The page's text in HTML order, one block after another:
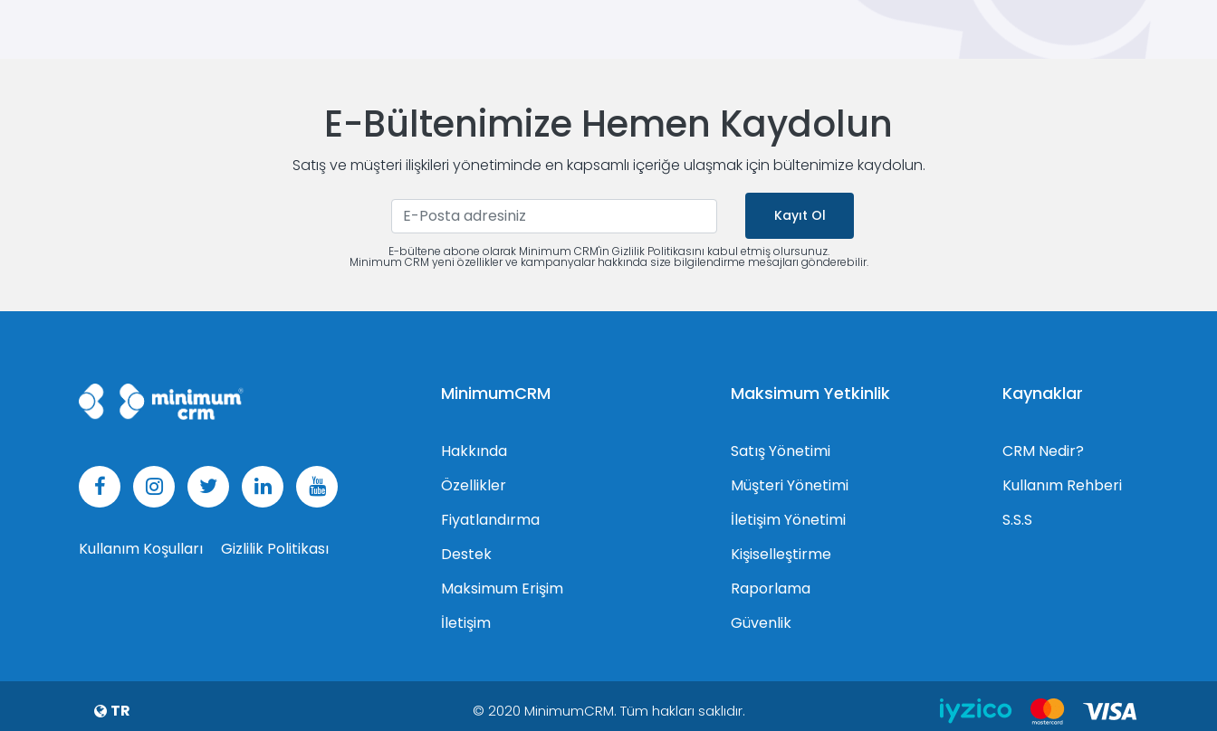
E-Bültenimize Hemen Kaydolun
Satış ve müşteri ilişkileri yönetiminde en kapsamlı içeriğe ulaşmak için bültenimize kaydolun.
Kayıt Ol
E-bültene abone olarak Minimum CRM'in Gizlilik Politikasını kabul etmiş olursunuz.
Minimum CRM yeni özellikler ve kampanyalar hakkında size bilgilendirme mesajları gönderebilir.
Kullanım Koşulları Gizlilik Politikası
MinimumCRM
Hakkında
Özellikler
Fiyatlandırma
Destek
Maksimum Erişim
İletişim
Maksimum Yetkinlik
Satış Yönetimi
Müşteri Yönetimi
İletişim Yönetimi
Kişiselleştirme
Raporlama
Güvenlik
Kaynaklar
CRM Nedir?
Kullanım Rehberi
S.S.S
TR © 2020 MinimumCRM. Tüm hakları saklıdır.